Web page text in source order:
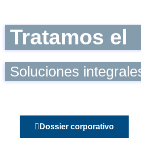
Tratamos el
Soluciones
Dossier corporativo